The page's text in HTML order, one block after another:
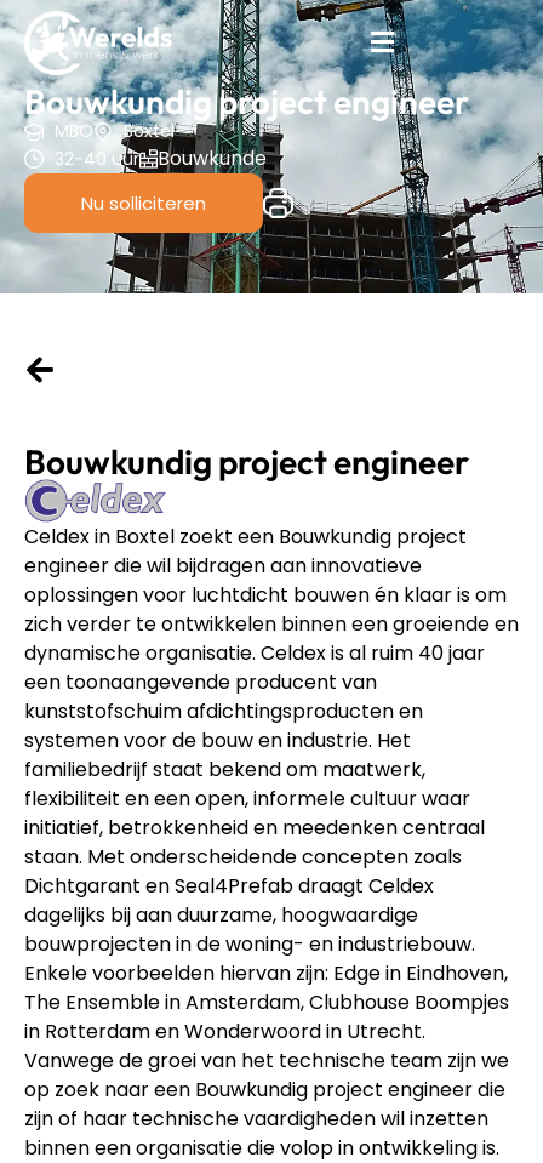
Bouwkundig project engineer
MBO
Boxtel
32-40 uur
Bouwkunde
Nu solliciteren
Bouwkundig project engineer
Celdex in Boxtel zoekt een Bouwkundig project
engineer die wil bijdragen aan innovatieve
oplossingen voor luchtdicht bouwen én klaar is om
zich verder te ontwikkelen binnen een groeiende en
dynamische organisatie. Celdex is al ruim 40 jaar
een toonaangevende producent van
kunststofschuim afdichtingsproducten en
systemen voor de bouw en industrie. Het
familiebedrijf staat bekend om maatwerk,
flexibiliteit en een open, informele cultuur waar
initiatief, betrokkenheid en meedenken centraal
staan. Met onderscheidende concepten zoals
Dichtgarant en Seal4Prefab draagt Celdex
dagelijks bij aan duurzame, hoogwaardige
bouwprojecten in de woning- en industriebouw.
Enkele voorbeelden hiervan zijn: Edge in Eindhoven,
The Ensemble in Amsterdam, Clubhouse Boompjes
in Rotterdam en Wonderwoord in Utrecht.
Vanwege de groei van het technische team zijn we
op zoek naar een Bouwkundig project engineer die
zijn of haar technische vaardigheden wil inzetten
binnen een organisatie die volop in ontwikkeling is.